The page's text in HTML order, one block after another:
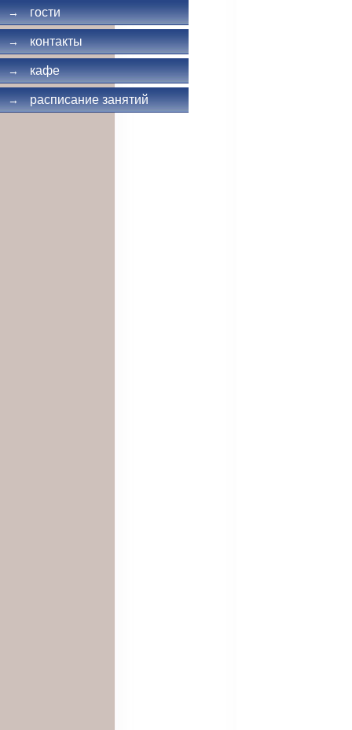
→ гости
→ контакты
→ кафе
→ расписание занятий